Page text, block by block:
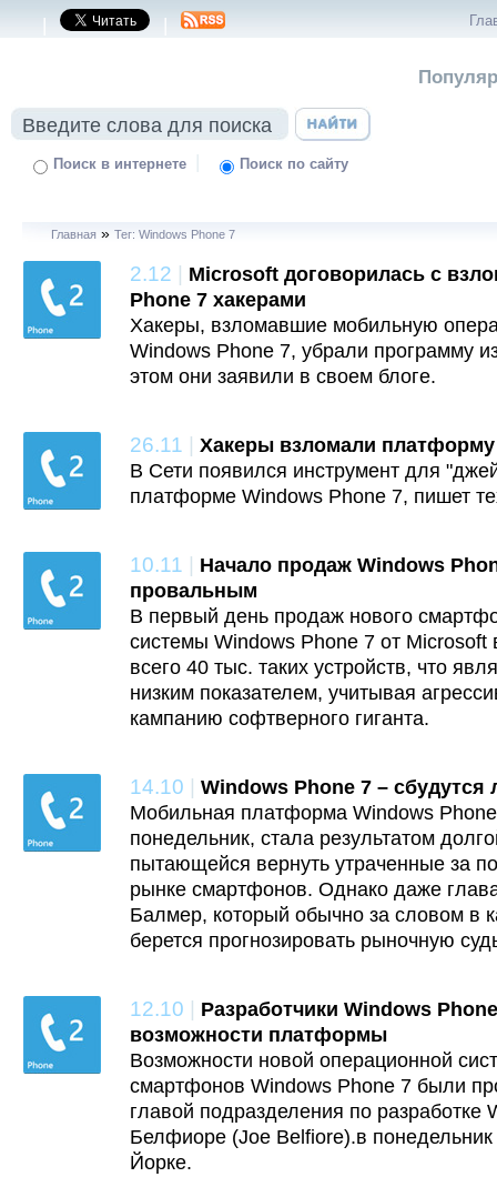
| |
Поиск в интернете | Поиск по сайту
Главная » Тег: Windows Phone 7
2.12 | Microsoft договорилась с
Phone 7 хакерами
Хакеры, взломавшие мобильную
Windows Phone 7, убрали программу
этом они заявили в своем блоге.
26.11 | Хакеры взломали
В Сети появился инструмент для
платформе Windows Phone 7, пишет
10.11 | Начало продаж Windows
провальным
В первый день продаж нового
системы Windows Phone 7 от
всего 40 тыс. таких устройств, что
низким показателем, учитывая
кампанию софтверного гиганта.
14.10 | Windows Phone 7 –
Мобильная платформа Windows
понедельник, стала результатом
пытающейся вернуть утраченные за
рынке смартфонов. Однако даже
Балмер, который обычно за словом в
берется прогнозировать рыночную
12.10 | Разработчики Windows
возможности платформы
Возможности новой операционной
смартфонов Windows Phone 7 были
главой подразделения по разработке
Белфиоре (Joe Belfiore).в
Йорке.